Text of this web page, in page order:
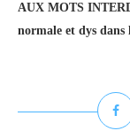
AUX MOTS
normale et dys